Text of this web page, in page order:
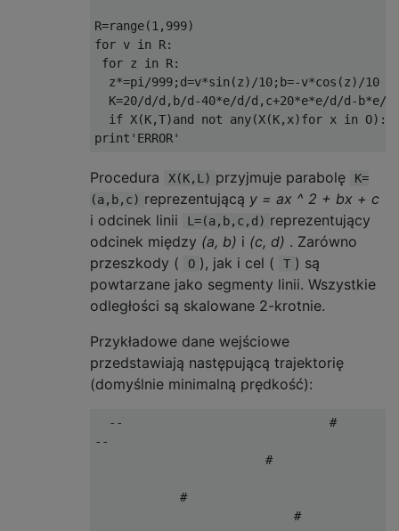
R=range(1,999)
for v in R:
for z in R:
  z*=pi/999;d=v*sin(z)/10;b=-v*cos(z)/10
  K=20/d/d,b/d-40*e/d/d,c+20*e*e/d/d-b*e/d
if X(K,T)and not any(X(K,x)for x in
Procedura X(K,L) przyjmuje parabolę
K=
(a,b,c) reprezentującą y = ax ^ 2 + bx + c
i odcinek linii
L=(a,b,c,d) reprezentujący
odcinek między (a, b) i (c, d) . Zarówno
przeszkody (
O ), jak i cel ( T ) są
powtarzane jako segmenty linii. Wszystkie
odległości są skalowane 2-krotnie.
Przykładowe dane wejściowe
przedstawiają następującą trajektorię
(domyślnie minimalną prędkość):
--
--
#
#
#